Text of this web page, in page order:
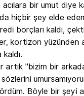
acılara bir umut diye
hiçbir şey elde
borçları kaldı,
kortizon yüzünden
kaldı.
artık "bizim bir
Böyle bir şeyi